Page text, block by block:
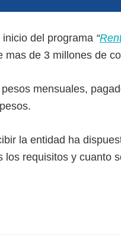
del programa “
mas de 3 millones de
mensuales,
la entidad ha
los requisitos y cuanto